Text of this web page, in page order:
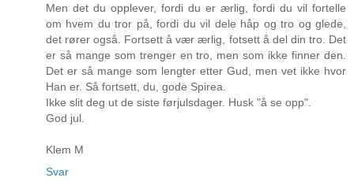
Men det du opplever, fordi du er ærlig, fordi du vil fortelle
om hvem du tror på, fordi du vil dele håp og tro og glede,
det rører også. Fortsett å vær ærlig, fotsett å del din tro. Det
er så mange som trenger en tro, men som ikke finner den.
Det er så mange som lengter etter Gud, men vet ikke hvor
Han er. Så fortsett, du, gode Spirea.
Ikke slit deg ut de siste førjulsdager. Husk "å se opp".
God jul.
Klem M
Svar